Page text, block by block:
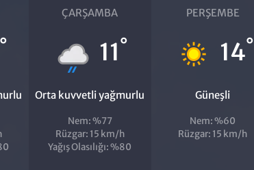
°
ÇARŞAMBA
11°
Orta kuvvetli yağmurlu
Nem: %77
Rüzgar: 15 km/h
Yağış Olasılığı: %80
PERŞEMBE
14°
Güneşli
Nem: %60
Rüzgar: 15 km/h